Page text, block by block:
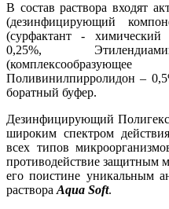
В состав раствора входят
(дезинфицирующий
(сурфактант - химический
0,25%,
Поливинилпирролидон –
боратный буфер.
Дезинфицирующий
широким спектром
всех типов
противодействие защитным
его поистине уникальным
раствора Aqua Soft.